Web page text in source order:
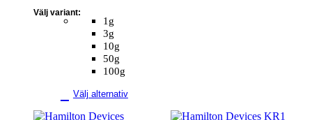
1g
3g
10g
50g
100g
Välj variant:
Välj alternativ